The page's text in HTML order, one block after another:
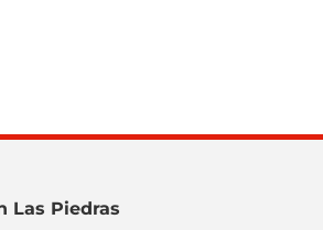
Las Piedras